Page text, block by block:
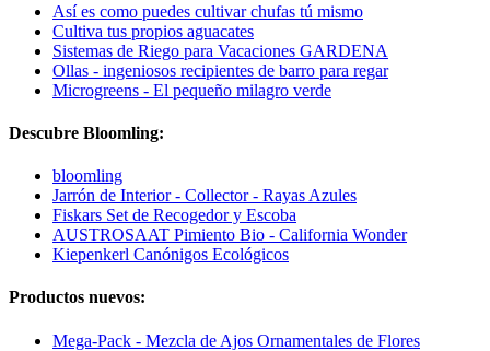
Así es como puedes cultivar chufas tú mismo
Cultiva tus propios aguacates
Sistemas de Riego para Vacaciones GARDENA
Ollas - ingeniosos recipientes de barro para regar
Microgreens - El pequeño milagro verde
Descubre Bloomling:
bloomling
Jarrón de Interior - Collector - Rayas Azules
Fiskars Set de Recogedor y Escoba
AUSTROSAAT Pimiento Bio - California Wonder
Kiepenkerl Canónigos Ecológicos
Productos nuevos:
Mega-Pack - Mezcla de Ajos Ornamentales de Flores